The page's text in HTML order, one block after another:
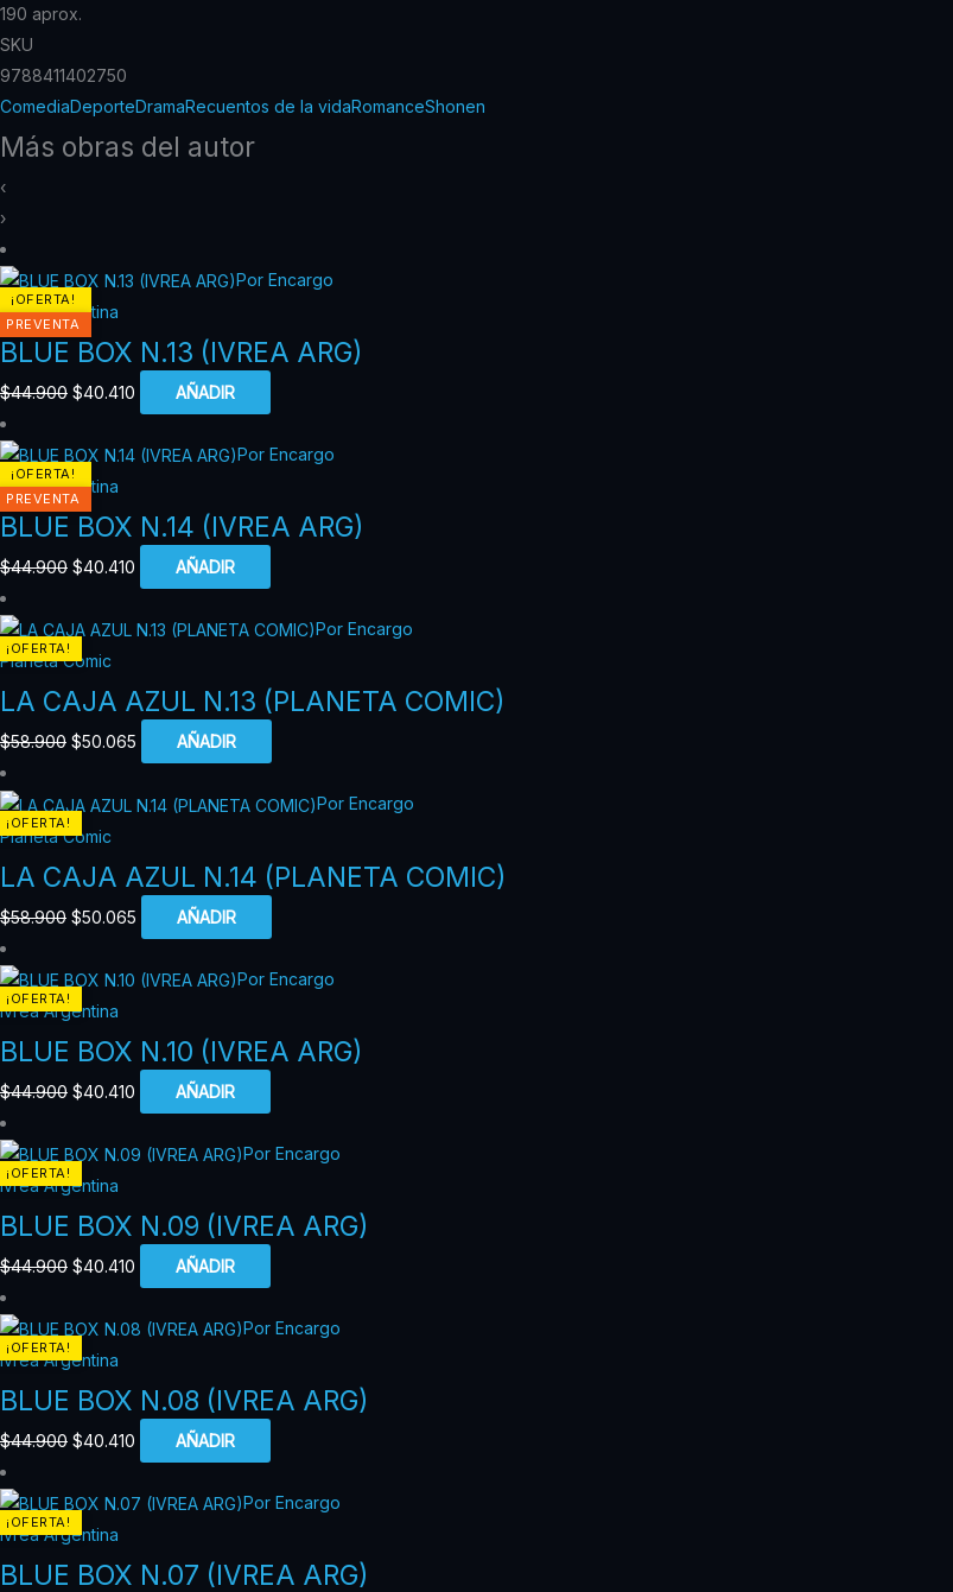
190 aprox.
SKU
9788411402750
ComediaDeporteDramaRecuentos de la vidaRomanceShonen
Más obras del autor
‹
›
¡OFERTA!
PREVENTA
Por Encargo
Ivrea Argentina
BLUE BOX N.13 (IVREA ARG)
$44.900 $40.410 AÑADIR
¡OFERTA!
PREVENTA
Por Encargo
Ivrea Argentina
BLUE BOX N.14 (IVREA ARG)
$44.900 $40.410 AÑADIR
¡OFERTA!
Por Encargo
Planeta Comic
LA CAJA AZUL N.13 (PLANETA COMIC)
$58.900 $50.065 AÑADIR
¡OFERTA!
Por Encargo
Planeta Comic
LA CAJA AZUL N.14 (PLANETA COMIC)
$58.900 $50.065 AÑADIR
¡OFERTA!
Por Encargo
Ivrea Argentina
BLUE BOX N.10 (IVREA ARG)
$44.900 $40.410 AÑADIR
¡OFERTA!
Por Encargo
Ivrea Argentina
BLUE BOX N.09 (IVREA ARG)
$44.900 $40.410 AÑADIR
¡OFERTA!
Por Encargo
Ivrea Argentina
BLUE BOX N.08 (IVREA ARG)
$44.900 $40.410 AÑADIR
¡OFERTA!
Por Encargo
Ivrea Argentina
BLUE BOX N.07 (IVREA ARG)